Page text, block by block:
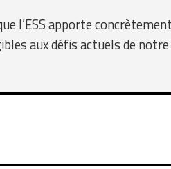
l’ESS apporte
aux défis actuels de